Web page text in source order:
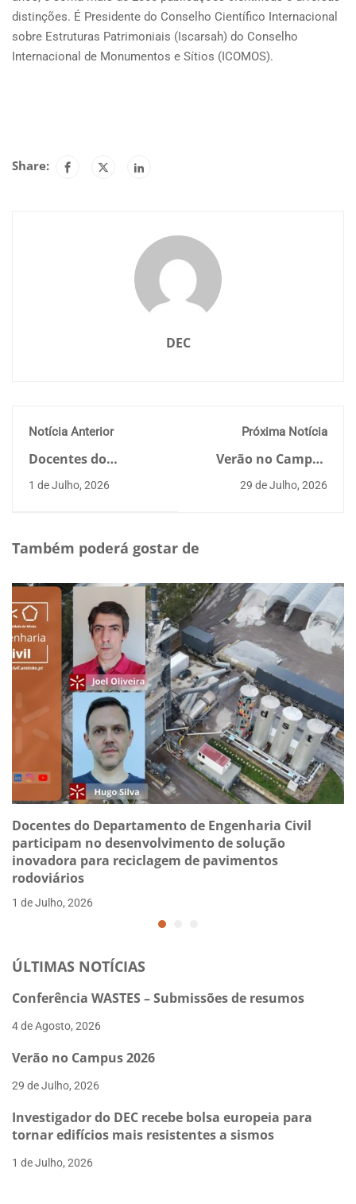
distinções. É Presidente do Conselho Científico Internacional
sobre Estruturas Patrimoniais (Iscarsah) do Conselho
Internacional de Monumentos e Sítios (ICOMOS).
Share:
DEC
Notícia Anterior
Docentes do
Departamento de
Engenharia Civil
solução inovadora
pavimentos
rodoviários
1 de Julho, 2026
Próxima Notícia
Verão no Campus
29 de Julho, 2026
Também poderá gostar de
Docentes do Departamento de Engenharia Civil
participam no desenvolvimento de solução
inovadora para reciclagem de pavimentos
rodoviários
1 de Julho, 2026
ÚLTIMAS NOTÍCIAS
Conferência WASTES – Submissões de resumos
4 de Agosto, 2026
Verão no Campus 2026
29 de Julho, 2026
Investigador do DEC recebe bolsa europeia para
tornar edifícios mais resistentes a sismos
1 de Julho, 2026